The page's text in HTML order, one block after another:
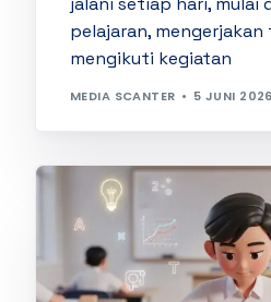
pelajaran,
mengikuti kegiatan
MEDIA SCANTER 5 JUNI 2026